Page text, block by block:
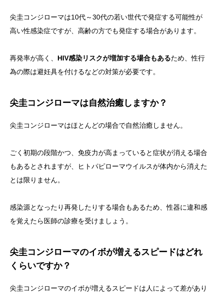
尖圭コンジローマは10代～30代の若い世代で発症する可能性が
高い性感染症ですが、高齢の方でも発症する場合があります。
再発率が高く、 HIV感染リスクが増加する場合もあるため、性行
為の際は避妊具を付けるなどの対策が必要です。
尖圭コンジローマは自然治癒しますか？
尖圭コンジローマはほとんどの場合で自然治癒しません。
ごく初期の段階かつ、免疫力が高まっていると症状が消える場合
もあるとされますが、ヒトパピローマウイルスが体内から消えた
とは限りません。
感染源となったり再発したりする場合もあるため、性器に違和感
を覚えたら医師の診療を受けましょう。
尖圭コンジローマのイボが増えるスピードはどれ
くらいですか？
尖圭コンジローマのイボが増えるスピードは人によって差があり